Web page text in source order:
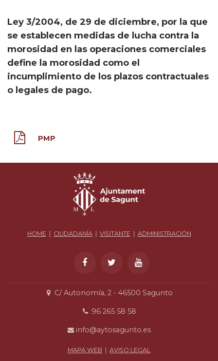
Ley 3/2004, de 29 de diciembre, por la que
se establecen medidas de lucha contra la
morosidad en las operaciones comerciales
define la morosidad como el
incumplimiento de los plazos contractuales
o legales de pago.
PMP
HOME | CIUDADANÍA| VISITANTE | ADMINISTRACIÓN
C/ Autonomía, 2 - 46500 Sagunto
96 265 58 58
info@aytosagunto.es
MAPA WEB | AVISO LEGAL